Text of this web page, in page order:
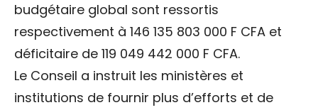
budgétaire global sont ressortis
respectivement à 146 135 803 000 F CFA et
déficitaire de 119 049 442 000 F CFA.
Le Conseil a instruit les ministères et
institutions de fournir plus d’efforts et de